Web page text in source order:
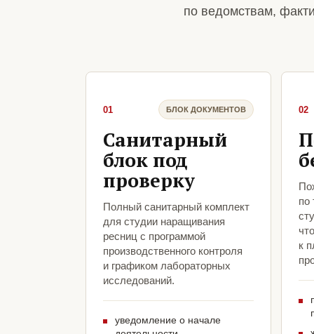
по ведомствам,
01 БЛОК ДОКУМЕНТОВ
Санитарный
блок под
проверку
Полный санитарный комплект
для студии наращивания
ресниц с программой
производственного контроля
и графиком лабораторных
исследований.
уведомление о начале
02
по
к